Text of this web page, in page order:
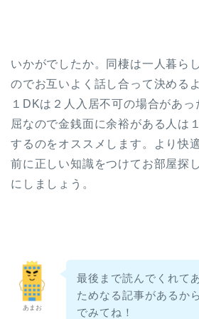
いかがでしたか。同棲は一人暮ら
のでお互いよく話し合って決める
１DKは２人入居不可の場合があ
屈なので金銭面に余裕がある人は
するのをオススメします。より快
前に正しい知識をつけてお部屋探
にしましょう。
あまお
最後まで読んでくれて
ためなる記事があるか
でみてね！